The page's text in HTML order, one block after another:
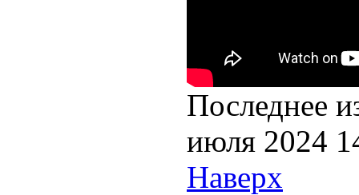
Последнее
июля 2024
Наверх